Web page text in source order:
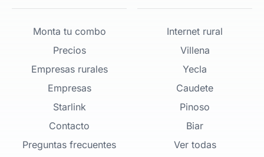
Monta tu combo
Precios
Empresas rurales
Empresas
Starlink
Contacto
Preguntas frecuentes
Internet rural
Villena
Yecla
Caudete
Pinoso
Biar
Ver todas